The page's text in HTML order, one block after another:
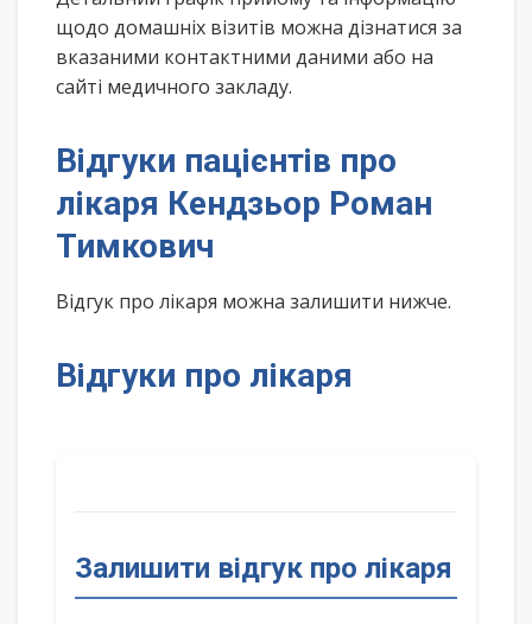
щодо домашніх візитів можна дізнатися за
вказаними контактними даними або на
сайті медичного закладу.
Відгуки пацієнтів про
лікаря Кендзьор Роман
Тимкович
Відгук про лікаря можна залишити нижче.
Відгуки про лікаря
Залишити відгук про лікаря